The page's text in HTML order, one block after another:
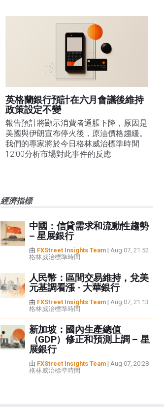
英格蘭銀行預計在六月會議後維持
政策設定不變
報告預計將顯示消費者通脹下降，原因是
美國與伊朗宣布停火後，原油價格趨緩。
我們的專家將於今日格林威治標準時間
12:00分析市場對此事件的反應
經濟指標
中國：信貸需求和流動性趨勢
– 星展銀行
由 FXStreet Insights Team| Aug 07, 21:52
格林威治標準時間
人民幣：區間交易維持，兌美
元基調看漲 - 大華銀行
由 FXStreet Insights Team| Aug 07, 21:13
格林威治標準時間
新加坡：國內生產總值
（GDP）修正和預測上調 – 星
展銀行
由 FXStreet Insights Team| Aug 07, 20:28
格林威治標準時間